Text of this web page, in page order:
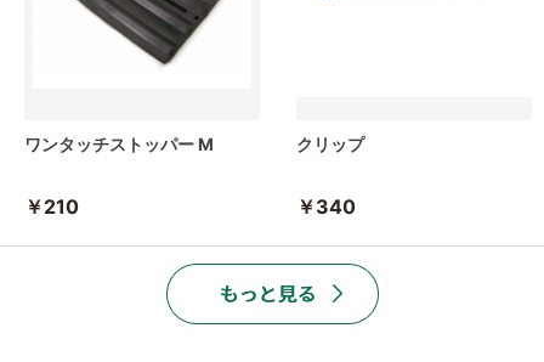
ワンタッチストッパー M
￥210
クリップ
￥340